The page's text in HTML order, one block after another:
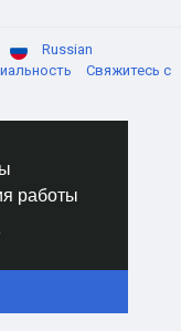
работы
Russian
Свяжитесь с